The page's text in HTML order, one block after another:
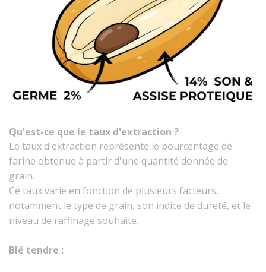
Qu'est-ce que le taux d'extraction ?
Le taux d'extraction représente le pourcentage de
farine obtenue à partir d'une quantité donnée de
grain.
Ce taux varie en fonction de plusieurs facteurs,
notamment le type de grain, son indice de dureté, et le
niveau de raffinage souhaité.
Blé tendre :